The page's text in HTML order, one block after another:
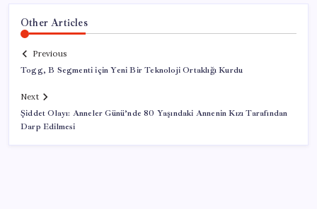
Other Articles
Previous
Togg, B Segmenti için Yeni Bir Teknoloji Ortaklığı Kurdu
Next
Şiddet Olayı: Anneler Günü’nde 80 Yaşındaki Annenin Kızı Tarafından
Darp Edilmesi